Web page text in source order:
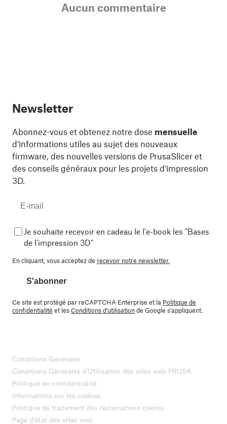
Aucun commentaire
Newsletter
Abonnez-vous et obtenez notre dose mensuelle
d'informations utiles au sujet des nouveaux
firmware, des nouvelles versions de PrusaSlicer et
des conseils généraux pour les projets d'impression
3D.
Je souhaite recevoir en cadeau le l'e-book les "Bases
de l'impression 3D"
En cliquant, vous acceptez de recevoir notre newsletter.
S'abonner
Ce site est protégé par reCAPTCHA Enterprise et la Politique de
confidentialité et lesConditions d'utilisationde Google s'appliquent.
Conditions Générales
Conditions Générales d'Utilisation des sites web PRUSA
Politique de confidentialité
Informations sur les cookies
Politique de traitement des réclamations clients
Page d'état des sites web